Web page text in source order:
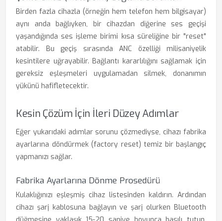
Birden fazla cihazla (örneğin hem telefon hem bilgisayar)
aynı anda bağlıyken, bir cihazdan diğerine ses geçişi
yaşandığında ses işleme birimi kısa süreliğine bir "reset"
atabilir. Bu geçiş sırasında ANC özelliği milisaniyelik
kesintilere uğrayabilir. Bağlantı kararlılığını sağlamak için
gereksiz eşleşmeleri uygulamadan silmek, donanımın
yükünü hafifletecektir.
Kesin Çözüm İçin İleri Düzey Adımlar
Eğer yukarıdaki adımlar sorunu çözmediyse, cihazı fabrika
ayarlarına döndürmek (factory reset) temiz bir başlangıç
yapmanızı sağlar.
Fabrika Ayarlarına Dönme Prosedürü
Kulaklığınızı eşleşmiş cihaz listesinden kaldırın. Ardından
cihazı şarj kablosuna bağlayın ve şarj olurken Bluetooth